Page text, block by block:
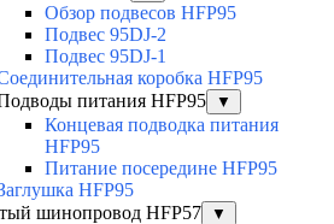
Обзор подвесов HFP95
Подвес 95DJ-2
Подвес 95DJ-1
коробка HFP95
питания HFP95
▼
Концевая подводка питания
HFP95
Питание посередине HFP95
HFP95
шинопровод HFP57
▼